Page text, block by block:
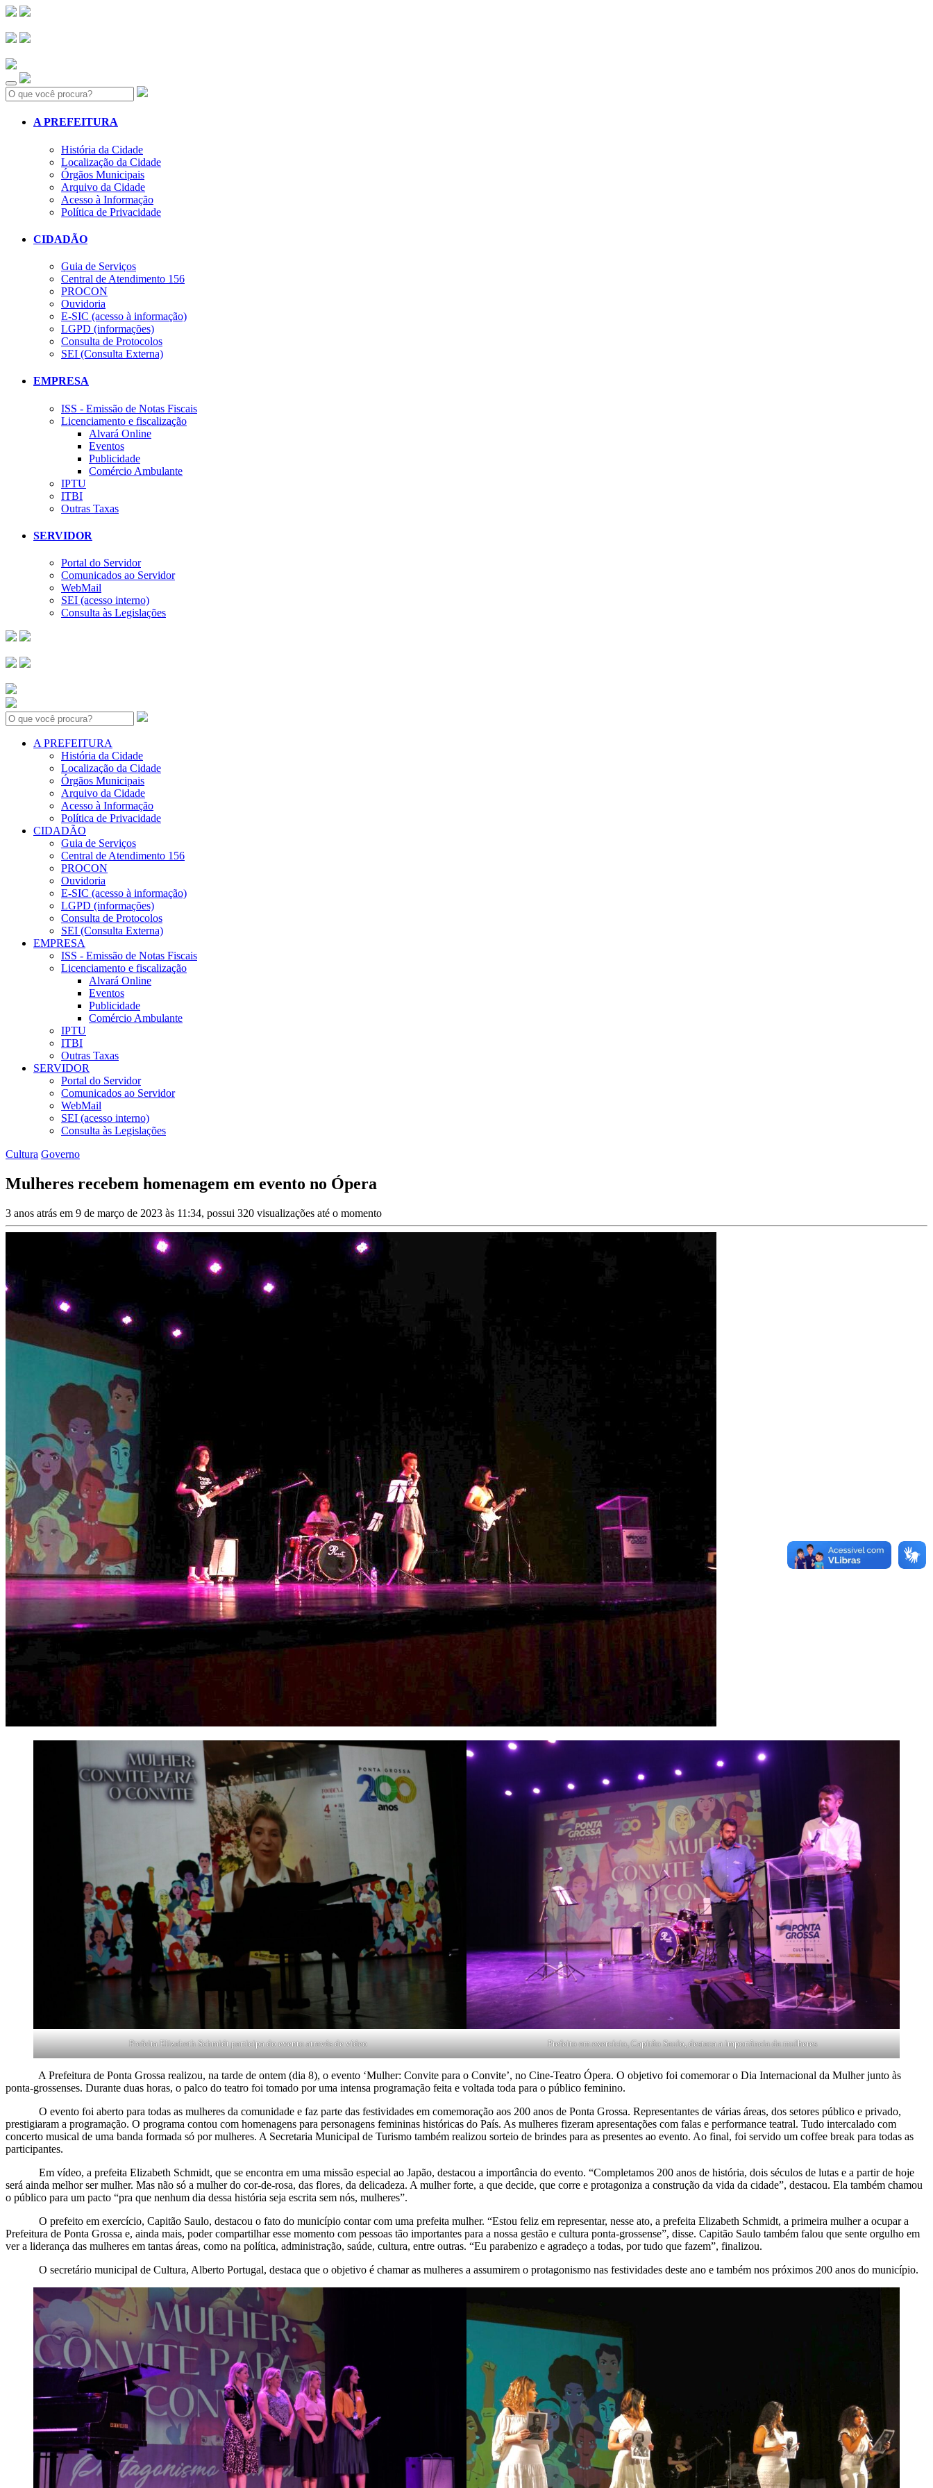
Search:
A PREFEITURA
História da Cidade
Localização da Cidade
Órgãos Municipais
Arquivo da Cidade
Acesso à Informação
Política de Privacidade
CIDADÃO
Guia de Serviços
Central de Atendimento 156
PROCON
Ouvidoria
E-SIC (acesso à informação)
LGPD (informações)
Consulta de Protocolos
SEI (Consulta Externa)
EMPRESA
ISS - Emissão de Notas Fiscais
Licenciamento e fiscalização
Alvará Online
Eventos
Publicidade
Comércio Ambulante
IPTU
ITBI
Outras Taxas
SERVIDOR
Portal do Servidor
Comunicados ao Servidor
WebMail
SEI (acesso interno)
Consulta às Legislações
Search:
A PREFEITURA
História da Cidade
Localização da Cidade
Órgãos Municipais
Arquivo da Cidade
Acesso à Informação
Política de Privacidade
CIDADÃO
Guia de Serviços
Central de Atendimento 156
PROCON
Ouvidoria
E-SIC (acesso à informação)
LGPD (informações)
Consulta de Protocolos
SEI (Consulta Externa)
EMPRESA
ISS - Emissão de Notas Fiscais
Licenciamento e fiscalização
Alvará Online
Eventos
Publicidade
Comércio Ambulante
IPTU
ITBI
Outras Taxas
SERVIDOR
Portal do Servidor
Comunicados ao Servidor
WebMail
SEI (acesso interno)
Consulta às Legislações
Cultura Governo
Mulheres recebem homenagem em evento no Ópera
3 anos atrás em 9 de março de 2023 às 11:34, possui 320 visualizações até o momento
Prefeita Elizabeth Schmidt participa do evento através de vídeo Prefeito em exercício, Capitão Saulo, destaca a importância da mulheres
A Prefeitura de Ponta Grossa realizou, na tarde de ontem (dia 8), o evento ‘Mulher: Convite para o Convite’, no Cine-Teatro Ópera. O objetivo foi comemorar o Dia Internacional da Mulher junto às
ponta-grossenses. Durante duas horas, o palco do teatro foi tomado por uma intensa programação feita e voltada toda para o público feminino.
O evento foi aberto para todas as mulheres da comunidade e faz parte das festividades em comemoração aos 200 anos de Ponta Grossa. Representantes de várias áreas, dos setores público e privado,
prestigiaram a programação. O programa contou com homenagens para personagens femininas históricas do País. As mulheres fizeram apresentações com falas e performance teatral. Tudo intercalado com
concerto musical de uma banda formada só por mulheres. A Secretaria Municipal de Turismo também realizou sorteio de brindes para as presentes ao evento. Ao final, foi servido um coffee break para todas as
participantes.
Em vídeo, a prefeita Elizabeth Schmidt, que se encontra em uma missão especial ao Japão, destacou a importância do evento. “Completamos 200 anos de história, dois séculos de lutas e a partir de hoje
será ainda melhor ser mulher. Mas não só a mulher do cor-de-rosa, das flores, da delicadeza. A mulher forte, a que decide, que corre e protagoniza a construção da vida da cidade”, destacou. Ela também chamou
o público para um pacto “pra que nenhum dia dessa história seja escrita sem nós, mulheres”.
O prefeito em exercício, Capitão Saulo, destacou o fato do município contar com uma prefeita mulher. “Estou feliz em representar, nesse ato, a prefeita Elizabeth Schmidt, a primeira mulher a ocupar a
Prefeitura de Ponta Grossa e, ainda mais, poder compartilhar esse momento com pessoas tão importantes para a nossa gestão e cultura ponta-grossense”, disse. Capitão Saulo também falou que sente orgulho em
ver a liderança das mulheres em tantas áreas, como na política, administração, saúde, cultura, entre outras. “Eu parabenizo e agradeço a todas, por tudo que fazem”, finalizou.
O secretário municipal de Cultura, Alberto Portugal, destaca que o objetivo é chamar as mulheres a assumirem o protagonismo nas festividades deste ano e também nos próximos 200 anos do município.